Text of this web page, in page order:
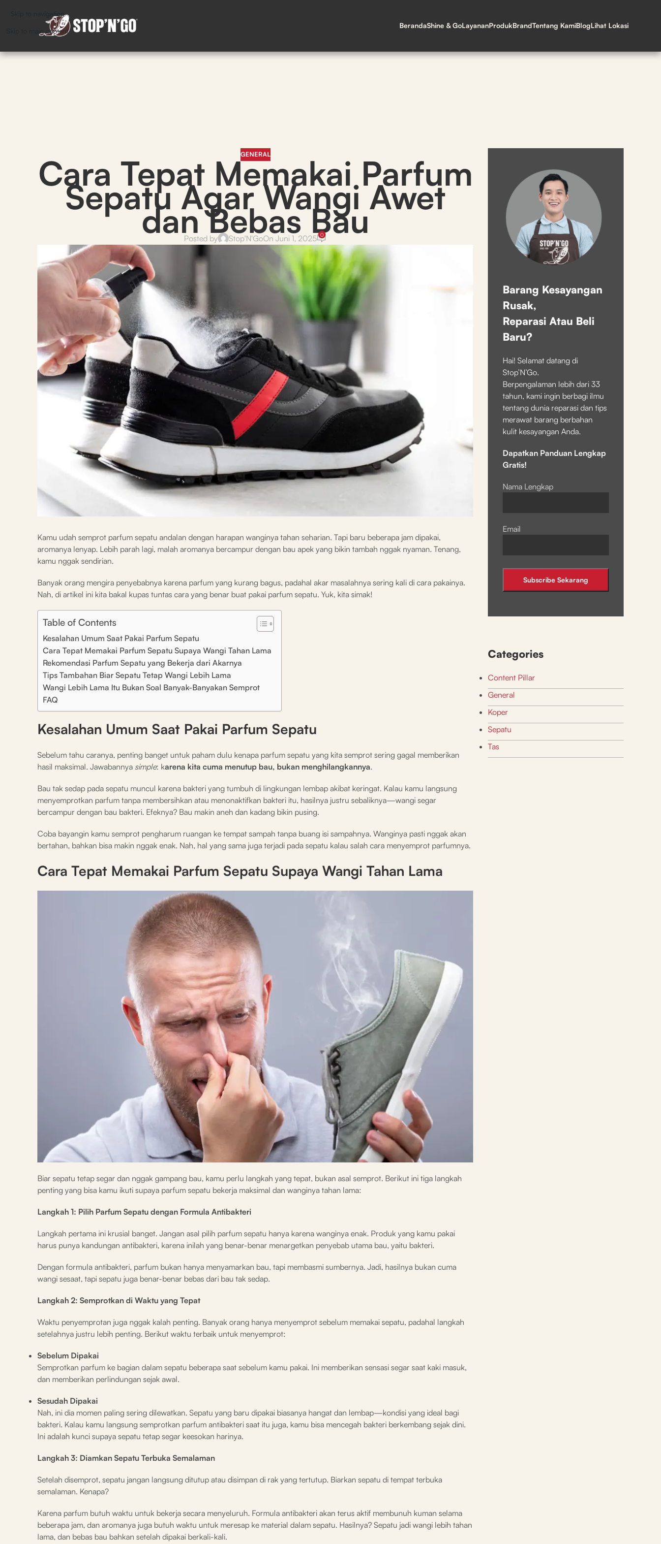
Skip to navigation
Skip to main content
BerandaShine & GoLayananProdukBrandTentang KamiBlogLihat Lokasi
GENERAL
Cara Tepat Memakai Parfum
Sepatu Agar Wangi Awet
dan Bebas Bau
Posted by Stop'N'GoOn Juni 1, 2025 0
Kamu udah semprot parfum sepatu andalan dengan harapan wanginya tahan seharian. Tapi baru beberapa jam dipakai,
aromanya lenyap. Lebih parah lagi, malah aromanya bercampur dengan bau apek yang bikin tambah nggak nyaman. Tenang,
kamu nggak sendirian.
Banyak orang mengira penyebabnya karena parfum yang kurang bagus, padahal akar masalahnya sering kali di cara pakainya.
Nah, di artikel ini kita bakal kupas tuntas cara yang benar buat pakai parfum sepatu. Yuk, kita simak!
Table of Contents
Kesalahan Umum Saat Pakai Parfum Sepatu
Cara Tepat Memakai Parfum Sepatu Supaya Wangi Tahan Lama
Rekomendasi Parfum Sepatu yang Bekerja dari Akarnya
Tips Tambahan Biar Sepatu Tetap Wangi Lebih Lama
Wangi Lebih Lama Itu Bukan Soal Banyak-Banyakan Semprot
FAQ
Kesalahan Umum Saat Pakai Parfum Sepatu
Sebelum tahu caranya, penting banget untuk paham dulu kenapa parfum sepatu yang kita semprot sering gagal memberikan
hasil maksimal. Jawabannya simple: karena kita cuma menutup bau, bukan menghilangkannya.
Bau tak sedap pada sepatu muncul karena bakteri yang tumbuh di lingkungan lembap akibat keringat. Kalau kamu langsung
menyemprotkan parfum tanpa membersihkan atau menonaktifkan bakteri itu, hasilnya justru sebaliknya—wangi segar
bercampur dengan bau bakteri. Efeknya? Bau makin aneh dan kadang bikin pusing.
Coba bayangin kamu semprot pengharum ruangan ke tempat sampah tanpa buang isi sampahnya. Wanginya pasti nggak akan
bertahan, bahkan bisa makin nggak enak. Nah, hal yang sama juga terjadi pada sepatu kalau salah cara menyemprot parfumnya.
Cara Tepat Memakai Parfum Sepatu Supaya Wangi Tahan Lama
Biar sepatu tetap segar dan nggak gampang bau, kamu perlu langkah yang tepat, bukan asal semprot. Berikut ini tiga langkah
penting yang bisa kamu ikuti supaya parfum sepatu bekerja maksimal dan wanginya tahan lama:
Langkah 1: Pilih Parfum Sepatu dengan Formula Antibakteri
Langkah pertama ini krusial banget. Jangan asal pilih parfum sepatu hanya karena wanginya enak. Produk yang kamu pakai
harus punya kandungan antibakteri, karena inilah yang benar-benar menargetkan penyebab utama bau, yaitu bakteri.
Dengan formula antibakteri, parfum bukan hanya menyamarkan bau, tapi membasmi sumbernya. Jadi, hasilnya bukan cuma
wangi sesaat, tapi sepatu juga benar-benar bebas dari bau tak sedap.
Langkah 2: Semprotkan di Waktu yang Tepat
Waktu penyemprotan juga nggak kalah penting. Banyak orang hanya menyemprot sebelum memakai sepatu, padahal langkah
setelahnya justru lebih penting. Berikut waktu terbaik untuk menyemprot:
Sebelum Dipakai
Semprotkan parfum ke bagian dalam sepatu beberapa saat sebelum kamu pakai. Ini memberikan sensasi segar saat kaki masuk,
dan memberikan perlindungan sejak awal.
Sesudah Dipakai
Nah, ini dia momen paling sering dilewatkan. Sepatu yang baru dipakai biasanya hangat dan lembap—kondisi yang ideal bagi
bakteri. Kalau kamu langsung semprotkan parfum antibakteri saat itu juga, kamu bisa mencegah bakteri berkembang sejak dini.
Ini adalah kunci supaya sepatu tetap segar keesokan harinya.
Langkah 3: Diamkan Sepatu Terbuka Semalaman
Setelah disemprot, sepatu jangan langsung ditutup atau disimpan di rak yang tertutup. Biarkan sepatu di tempat terbuka
semalaman. Kenapa?
Karena parfum butuh waktu untuk bekerja secara menyeluruh. Formula antibakteri akan terus aktif membunuh kuman selama
beberapa jam, dan aromanya juga butuh waktu untuk meresap ke material dalam sepatu. Hasilnya? Sepatu jadi wangi lebih tahan
lama, dan bebas bau bahkan setelah dipakai berkali-kali.
Barang Kesayangan
Rusak,
Reparasi Atau Beli
Baru?
Hai! Selamat datang di
Stop’N’Go.
Berpengalaman lebih dari 33
tahun, kami ingin berbagi ilmu
tentang dunia reparasi dan tips
merawat barang berbahan
kulit kesayangan Anda.
Dapatkan Panduan Lengkap
Gratis!
Nama Lengkap
Email
Categories
Content Pillar
General
Koper
Sepatu
Tas